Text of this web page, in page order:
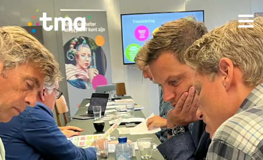
TMA - Unieke talenten vinden en (ver)binden